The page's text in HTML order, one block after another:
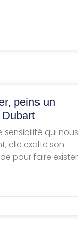
peins un
sensibilité qui nous
elle exalte son
pour faire